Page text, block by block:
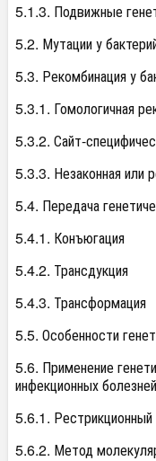
5.1.3. Подвижные
5.2. Мутации у
5.3. Рекомбинация у
5.3.1. Гомологичная
5.3.2. Сайт-
5.3.3. Незаконная или
5.4. Передача
5.4.1. Конъюгация
5.4.2. Трансдукция
5.4.3. Трансформация
5.5. Особенности
5.6. Применение
инфекционных болезней
5.6.1. Рестрикционный
5.6.2. Метод